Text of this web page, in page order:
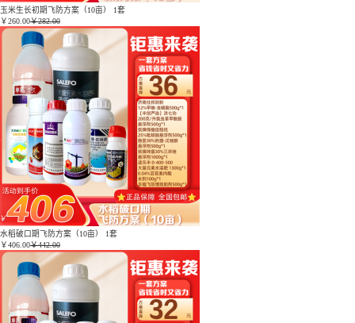
玉米生长初期飞防方案（10亩） 1套
￥260.00￥282.00
水稻破口期飞防方案（10亩） 1套
￥406.00￥442.00